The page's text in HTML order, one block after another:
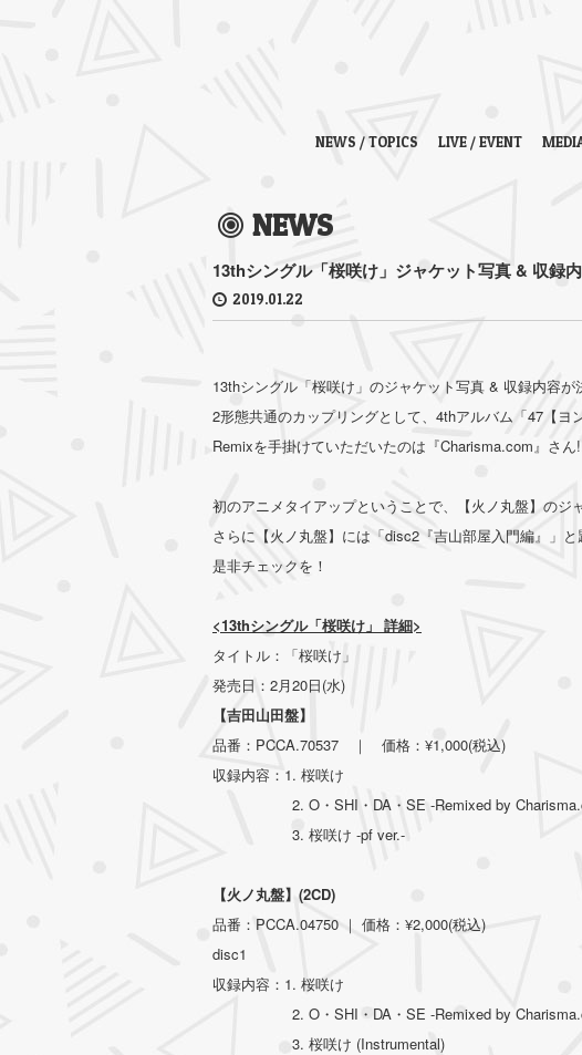
NEWS / TOPICS LIVE / EVENT
NEWS
13thシングル「桜咲け」ジャケット写真 & 収録内
2019.01.22
13thシングル「桜咲け」のジャケット写真 & 収録内容が
2形態共通のカップリングとして、4thアルバム「47【ヨ
Remixを手掛けていただいたのは『Charisma.com』さ
初のアニメタイアップということで、【火ノ丸盤】の
さらに【火ノ丸盤】には「disc2『吉山部屋入門編』」
是非チェックを！
<13thシングル「桜咲け」 詳細>
タイトル：「桜咲け」
発売日：2月20日(水)
【吉田山田盤】
品番：PCCA.70537 ｜ 価格：¥1,000(税込)
収録内容：1. 桜咲け
2. O・SHI・DA・SE -Remixed by
3. 桜咲け -pf ver.-
【火ノ丸盤】(2CD)
品番：PCCA.04750 ｜ 価格：¥2,000(税込)
disc1
収録内容：1. 桜咲け
2. O・SHI・DA・SE -Remixed by
3. 桜咲け (Instrumental)